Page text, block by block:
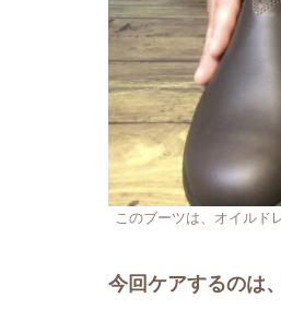
このブーツは、オイルド
今回ケアするのは